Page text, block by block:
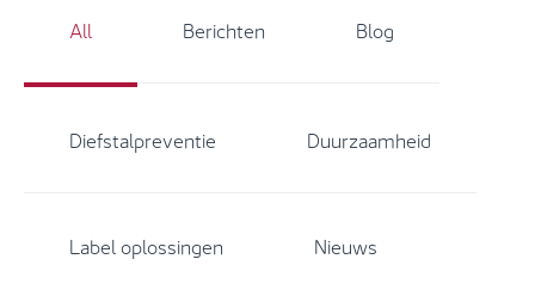
All Berichten Blog
Diefstalpreventie Duurzaamheid
Label oplossingen Nieuws